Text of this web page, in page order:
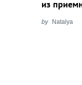
из
by Natalya